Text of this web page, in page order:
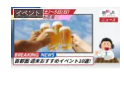
イベント